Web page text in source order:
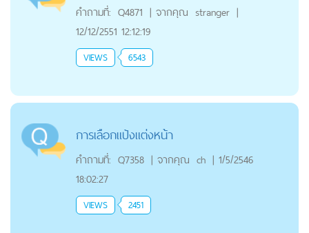
คำถามที่: Q4871 | จากคุณ stranger |
12/12/2551 12:12:19
VIEWS 6543
การเลือกแป้งแต่งหน้า
คำถามที่: Q7358 | จากคุณ ch | 1/5/2546
18:02:27
VIEWS 2451